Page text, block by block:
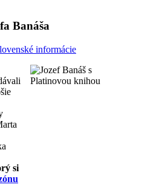
Banáša
informácie
si